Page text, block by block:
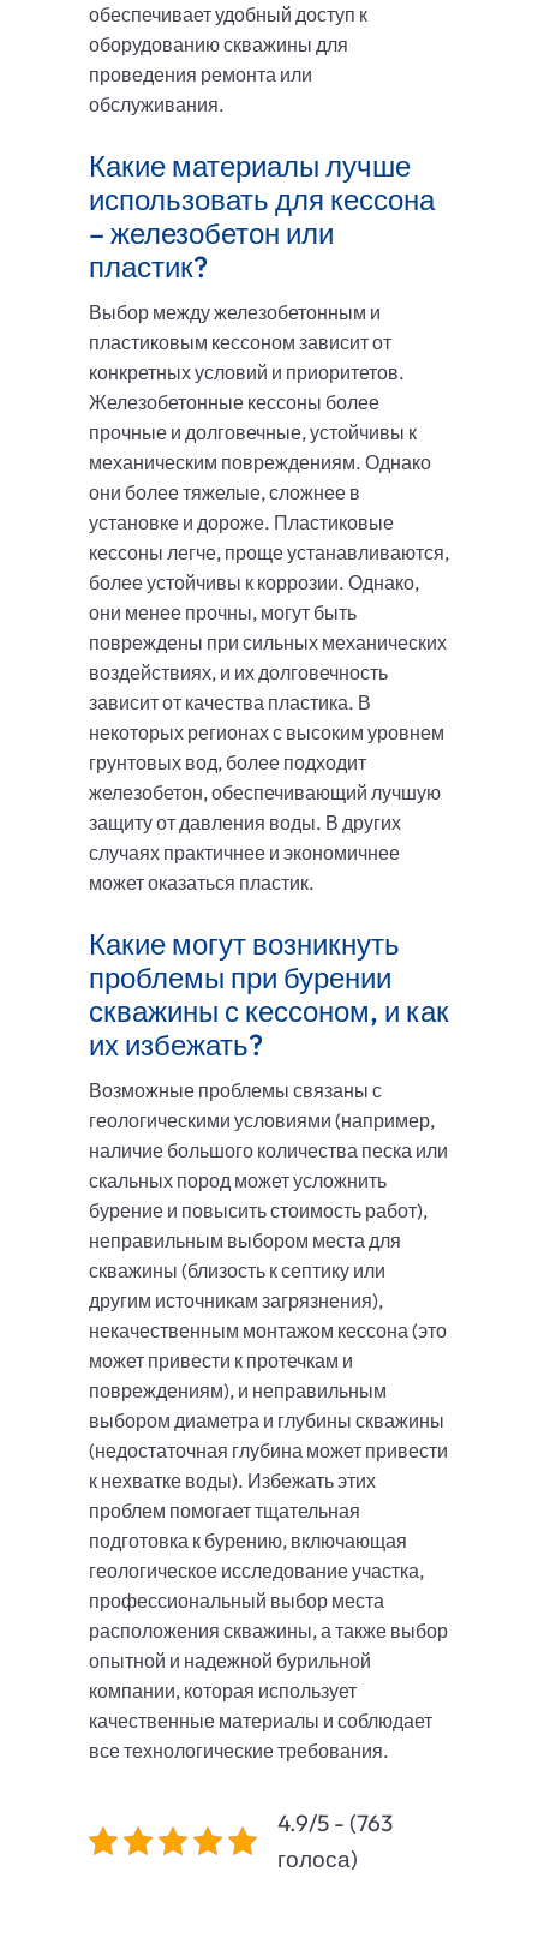
обеспечивает удобный доступ к
оборудованию скважины для
проведения ремонта или
обслуживания.
Какие материалы лучше
использовать для кессона
– железобетон или
пластик?
Выбор между железобетонным и
пластиковым кессоном зависит от
конкретных условий и приоритетов.
Железобетонные кессоны более
прочные и долговечные, устойчивы к
механическим повреждениям. Однако
они более тяжелые, сложнее в
установке и дороже. Пластиковые
кессоны легче, проще устанавливаются,
более устойчивы к коррозии. Однако,
они менее прочны, могут быть
повреждены при сильных механических
воздействиях, и их долговечность
зависит от качества пластика. В
некоторых регионах с высоким уровнем
грунтовых вод, более подходит
железобетон, обеспечивающий лучшую
защиту от давления воды. В других
случаях практичнее и экономичнее
может оказаться пластик.
Какие могут возникнуть
проблемы при бурении
скважины с кессоном, и как
их избежать?
Возможные проблемы связаны с
геологическими условиями (например,
наличие большого количества песка или
скальных пород может усложнить
бурение и повысить стоимость работ),
неправильным выбором места для
скважины (близость к септику или
другим источникам загрязнения),
некачественным монтажом кессона (это
может привести к протечкам и
повреждениям), и неправильным
выбором диаметра и глубины скважины
(недостаточная глубина может привести
к нехватке воды). Избежать этих
проблем помогает тщательная
подготовка к бурению, включающая
геологическое исследование участка,
профессиональный выбор места
расположения скважины, а также выбор
опытной и надежной бурильной
компании, которая использует
качественные материалы и соблюдает
все технологические требования.
4.9/5 - (763
голоса)